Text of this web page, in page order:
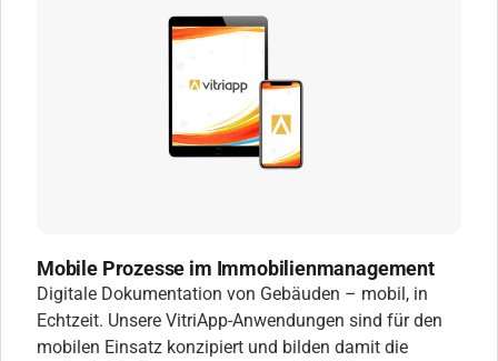
Mobile Prozesse im Immobilienmanagement
Digitale Dokumentation von Gebäuden – mobil, in
Echtzeit. Unsere VitriApp-Anwendungen sind für den
mobilen Einsatz konzipiert und bilden damit die